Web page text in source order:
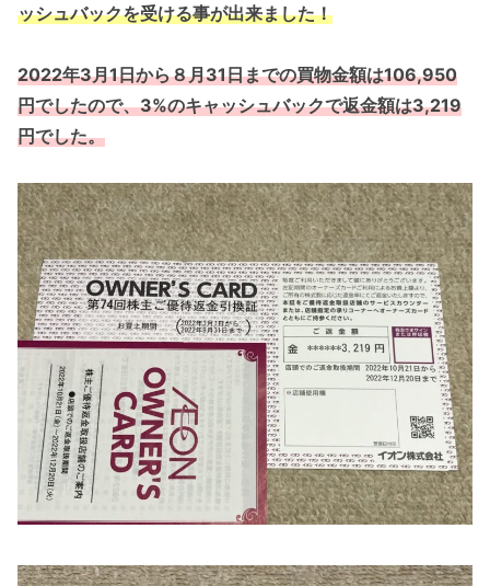
ッシュバックを受ける事が出来ました！
2022年3月1日から８月31日までの買物金額は106,950
円でしたので、3%のキャッシュバックで返金額は3,219
円でした。